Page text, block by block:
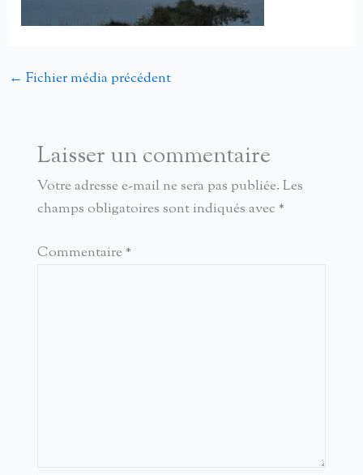
← Fichier média précédent
Laisser un commentaire
Votre adresse e-mail ne sera pas publiée. Les
champs obligatoires sont indiqués avec *
Commentaire *